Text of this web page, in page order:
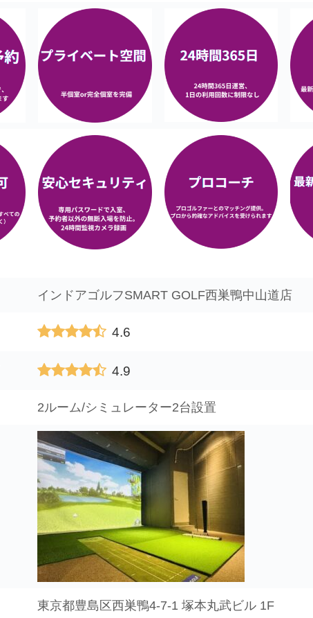
インドアゴルフSMART GOLF西巣鴨中山道店
4.6
4.9
2ルーム/シミュレーター2台設置
東京都豊島区西巣鴨4-7-1 塚本丸武ビル 1F